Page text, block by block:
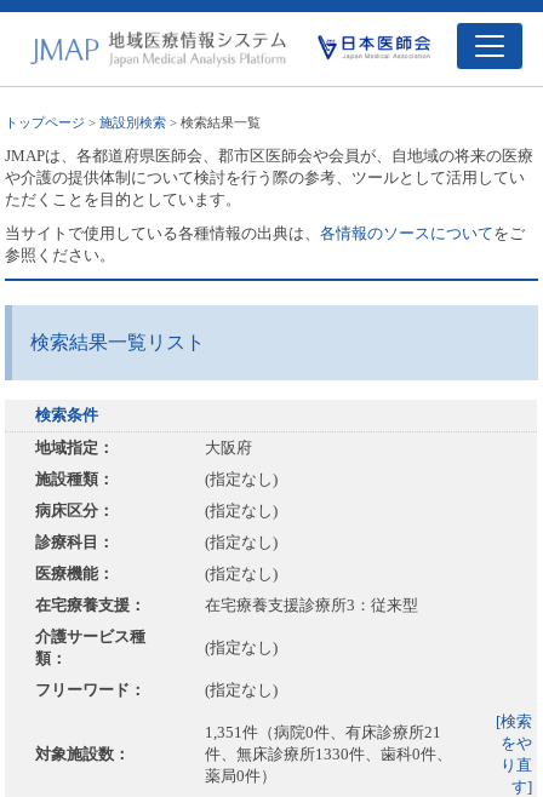
トップページ >施設別検索 > 検索結果一覧
JMAPは、各都道府県医師会、郡市区医師会や会員が、自地域の将来の医療
や介護の提供体制について検討を行う際の参考、ツールとして活用してい
ただくことを目的としています。
当サイトで使用している各種情報の出典は、各情報のソースについてをご
参照ください。
検索結果一覧リスト
検索条件
地域指定：
大阪府
施設種類：
(指定なし)
病床区分：
(指定なし)
診療科目：
(指定なし)
医療機能：
(指定なし)
在宅療養支援：
在宅療養支援診療所3：従来型
介護サービス種
類：
(指定なし)
フリーワード： (指定なし)
対象施設数：
1,351件（病院0件、有床診療所21
件、無床診療所1330件、歯科0件、
薬局0件）
[検索
をや
り直
す]